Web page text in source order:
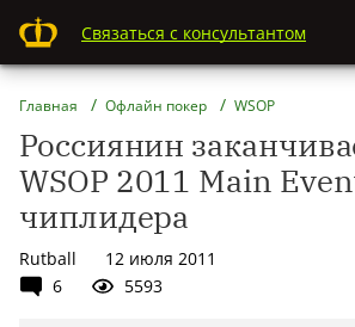
Связаться с консультантом
Главная Офлайн покер WSOP
Россиянин
WSOP 2011 Main
чиплидера
Rutball
12 июля 2011
6
5593